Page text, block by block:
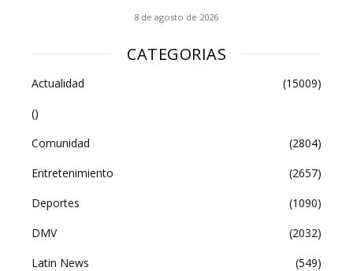
8 de agosto de 2026
CATEGORIAS
Actualidad
(15009)
()
Comunidad
(2804)
Entretenimiento
(2657)
Deportes
(1090)
DMV
(2032)
Latin News
(549)